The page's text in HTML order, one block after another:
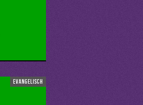
evangelisch